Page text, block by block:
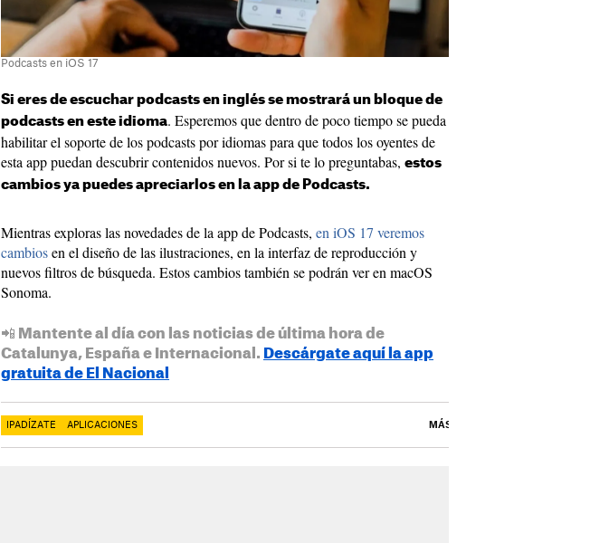
Podcasts en iOS 17
Si eres de escuchar podcasts en inglés se mostrará un bloque de
podcasts en este idioma. Esperemos que dentro de poco tiempo se pueda
habilitar el soporte de los podcasts por idiomas para que todos los oyentes de
esta app puedan descubrir contenidos nuevos. Por si te lo preguntabas, estos
cambios ya puedes apreciarlos en la app de Podcasts.
Mientras exploras las novedades de la app de Podcasts, en iOS 17 veremos
cambiosen el diseño de las ilustraciones, en la interfaz de reproducción y
nuevos filtros de búsqueda. Estos cambios también se podrán ver en macOS
Sonoma.
📲 Mantente al día con las noticias de última hora de
Catalunya, España e Internacional. Descárgate aquí la app
gratuita de El Nacional
IPADÍZATE APLICACIONES MÁS